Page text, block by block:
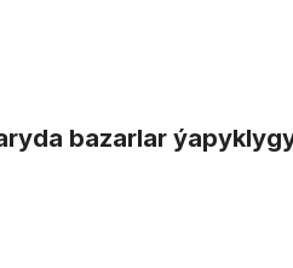
bazarlar